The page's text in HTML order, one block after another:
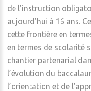
de l’instruction
aujourd’hui à 16 ans.
cette frontière en
en termes de scolarité
chantier partenarial
l’évolution du
l’orientation et de